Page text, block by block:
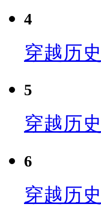
4
穿越历
5
穿越历
6
穿越历